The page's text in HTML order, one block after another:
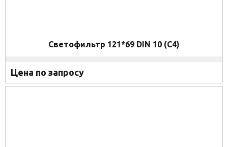
Светофильтр 121*69 DIN 10 (C4)
Цена по запросу